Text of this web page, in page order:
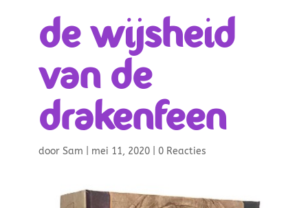
de wijsheid
van de
drakenfeen
door Sam mei 11, 2020| 0 Reacties